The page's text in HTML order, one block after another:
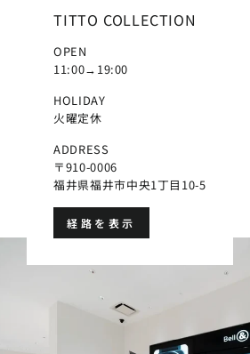
TITTO COLLECTION
OPEN
11:00→19:00
HOLIDAY
火曜定休
ADDRESS
〒910-0006
福井県福井市中央1丁目10-5
経路を表示